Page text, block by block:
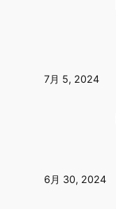
7月 5, 2024
6月 30, 2024